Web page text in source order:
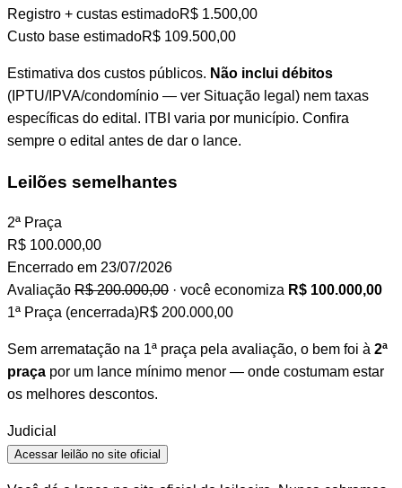
Registro + custas estimadoR$ 1.500,00
Custo base estimadoR$ 109.500,00
Estimativa dos custos públicos. Não inclui débitos
(IPTU/IPVA/condomínio — ver Situação legal) nem taxas
específicas do edital. ITBI varia por município. Confira
sempre o edital antes de dar o lance.
Leilões semelhantes
2ª Praça
R$ 100.000,00
Encerrado em 23/07/2026
Avaliação R$ 200.000,00 · você economiza R$ 100.000,00
1ª Praça (encerrada)R$ 200.000,00
Sem arrematação na 1ª praça pela avaliação, o bem foi à 2ª
praça por um lance mínimo menor — onde costumam estar
os melhores descontos.
Judicial
Acessar leilão no site oficial